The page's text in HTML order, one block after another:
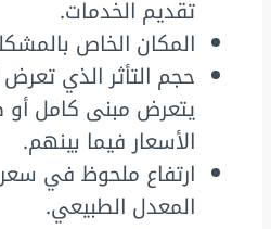
تقديم الخدمات.
المكان الخاص
حجم التأثر الذي
يتعرض مبنى كامل
الأسعار فيما بينهم.
ارتفاع ملحوظ في سعر
المعدل الطبيعي.